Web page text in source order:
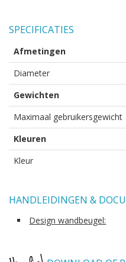
SPECIFICATIES
Afmetingen
Diameter
Gewichten
Maximaal gebruikersgewicht
Kleuren
Kleur
HANDLEIDINGEN &
Design wandbeugel: